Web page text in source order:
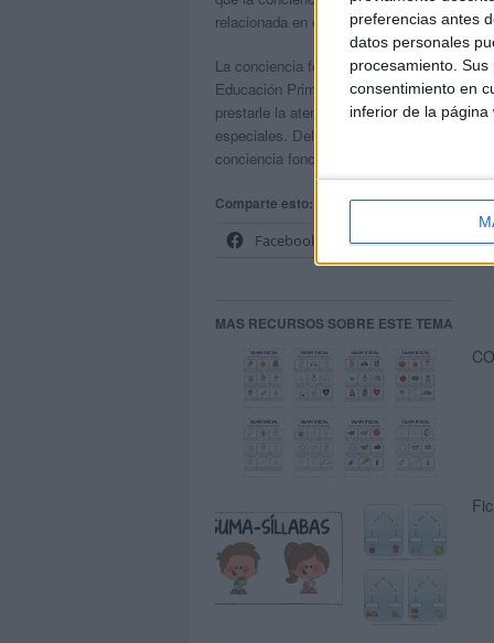
preferencias antes
datos personales
procesamiento.
consentimiento en
inferior de la página
relacionada en el éxito de ésta.
La conciencia fonológica es una de las
Educación Primaria, para la adquisición
prestarle la atención debida,
especiales. Del mismo modo, una
conciencia fonológica es fundamental si
Comparte esto:
Facebook
X
MAS RECURSOS SOBRE ESTE TEMA